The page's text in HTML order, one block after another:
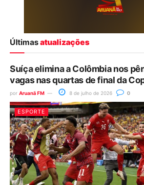
Últimasatualizações
Suíça elimina a Colômbia nos
vagas nas quartas de final da
por Aruanã FM 8 de julho de 2026 0
ESPORTE